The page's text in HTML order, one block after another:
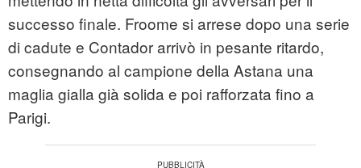
successo finale. Froome si arrese dopo una serie
di cadute e Contador arrivò in pesante ritardo,
consegnando al campione della Astana una
maglia gialla già solida e poi rafforzata fino a
Parigi.